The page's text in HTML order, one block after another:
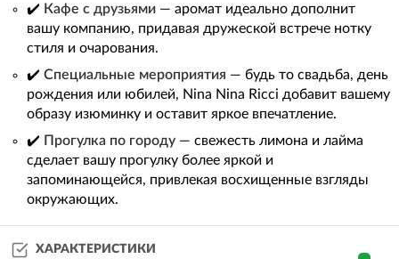
✔️ Кафе с друзьями — аромат идеально дополнит
вашу компанию, придавая дружеской встрече нотку
стиля и очарования.
✔️ Специальные мероприятия — будь то свадьба, день
рождения или юбилей, Nina Nina Ricci добавит вашему
образу изюминку и оставит яркое впечатление.
✔️ Прогулка по городу — свежесть лимона и лайма
сделает вашу прогулку более яркой и
запоминающейся, привлекая восхищенные взгляды
окружающих.
ХАРАКТЕРИСТИКИ